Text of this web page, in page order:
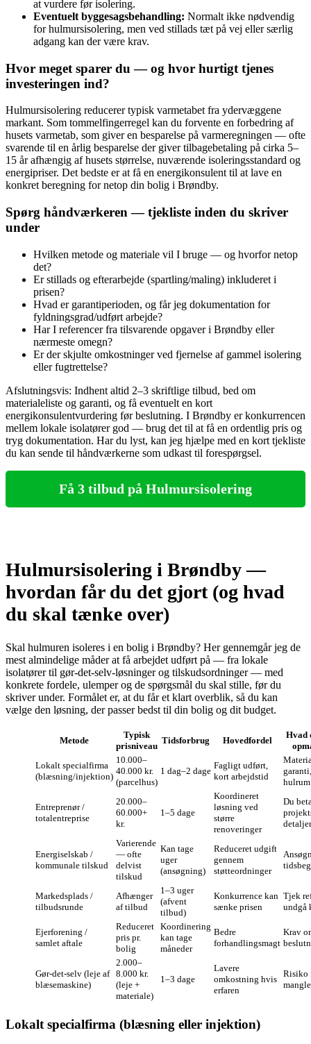
at vurdere før isolering.
Eventuelt byggesagsbehandling: Normalt ikke nødvendig
for hulmursisolering, men ved stillads tæt på vej eller særlig
adgang kan der være krav.
Hvor meget sparer du — og hvor hurtigt tjenes
investeringen ind?
Hulmursisolering reducerer typisk varmetabet fra ydervæggene
markant. Som tommelfingerregel kan du forvente en forbedring af
husets varmetab, som giver en besparelse på varmeregningen — ofte
svarende til en årlig besparelse der giver tilbagebetaling på cirka 5–
15 år afhængig af husets størrelse, nuværende isoleringsstandard og
energipriser. Det bedste er at få en energikonsulent til at lave en
konkret beregning for netop din bolig i Brøndby.
Spørg håndværkeren — tjekliste inden du skriver
under
Hvilken metode og materiale vil I bruge — og hvorfor netop
det?
Er stillads og efterarbejde (spartling/maling) inkluderet i
prisen?
Hvad er garantiperioden, og får jeg dokumentation for
fyldningsgrad/udført arbejde?
Har I referencer fra tilsvarende opgaver i Brøndby eller
nærmeste omegn?
Er der skjulte omkostninger ved fjernelse af gammel isolering
eller fugtrettelse?
Afslutningsvis: Indhent altid 2–3 skriftlige tilbud, bed om
materialeliste og garanti, og få eventuelt en kort
energikonsulentvurdering før beslutning. I Brøndby er konkurrencen
mellem lokale isolatører god — brug det til at få en ordentlig pris og
tryg dokumentation. Har du lyst, kan jeg hjælpe med en kort tjekliste
du kan sende til håndværkerne som udkast til forespørgsel.
Få 3 tilbud på Hulmursisolering
Hulmursisolering i Brøndby —
hvordan får du det gjort (og hvad
du skal tænke over)
Skal hulmuren isoleres i en bolig i Brøndby? Her gennemgår jeg de
mest almindelige måder at få arbejdet udført på — fra lokale
isolatører til gør‑det‑selv‑løsninger og tilskudsordninger — med
konkrete fordele, ulemper og de spørgsmål du skal stille, før du
skriver under. Formålet er, at du får et klart overblik, så du kan
vælge den løsning, der passer bedst til din bolig og dit budget.
Metode
Typisk
prisniveau
Tidsforbrug Hovedfordel
Hvad
Lokalt specialfirma
(blæsning/injektion)
10.000–
40.000 kr.
(parcelhus)
1 dag–2 dage
Fagligt udført,
kort arbejdstid
hulrum
Entreprenør /
totalentreprise
20.000–
60.000+
kr.
1–5 dage
Koordineret
løsning ved
større
renoveringer
Du
Energiselskab /
kommunale tilskud
Varierende
— ofte
delvist
tilskud
Kan tage
uger
(ansøgning)
Reduceret udgift
gennem
støtteordninger
Markedsplads /
tilbudsrunde
Afhænger
af tilbud
1–3 uger
(afvent
tilbud)
Konkurrence kan
sænke prisen
Tjek
undgå
Ejerforening /
samlet aftale
Reduceret
pris pr.
bolig
Koordinering
kan tage
måneder
Bedre
forhandlingsmagt
Krav
Gør‑det‑selv (leje af
blæsemaskine)
2.000–
8.000 kr.
(leje +
materiale)
1–3 dage
Lavere
omkostning hvis
erfaren
Risiko
Lokalt specialfirma (blæsning eller injektion)